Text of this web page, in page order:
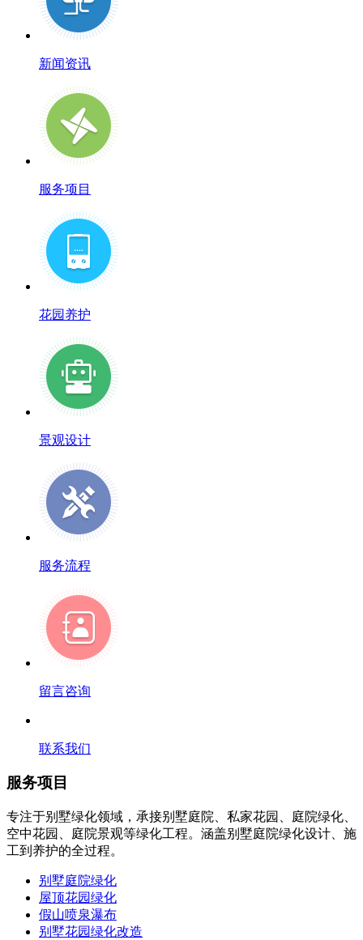
新闻资讯
服务项目
花园养护
景观设计
服务流程
留言咨询
联系我们
服务项目
专注于别墅绿化领域，承接别墅庭院、私家花园、庭院绿化、
空中花园、庭院景观等绿化工程。涵盖别墅庭院绿化设计、施
工到养护的全过程。
别墅庭院绿化
屋顶花园绿化
假山喷泉瀑布
别墅花园绿化改造